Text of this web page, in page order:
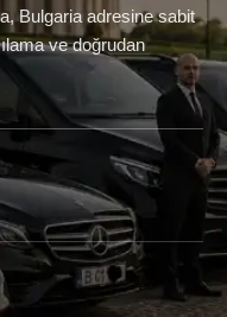
Bulgaria adresine sabit
ve doğrudan